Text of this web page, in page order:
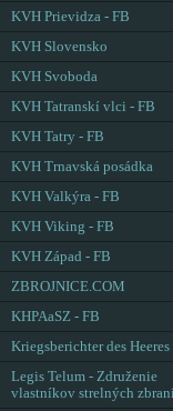
KVH Prievidza - FB
KVH Slovensko
KVH Svoboda
KVH Tatranskí vlci - FB
KVH Tatry - FB
KVH Trnavská posádka
KVH Valkýra - FB
KVH Viking - FB
KVH Západ - FB
ZBROJNICE.COM
KHPAaSZ - FB
Kriegsberichter des Heeres
Legis Telum - Združenie
vlastníkov strelných